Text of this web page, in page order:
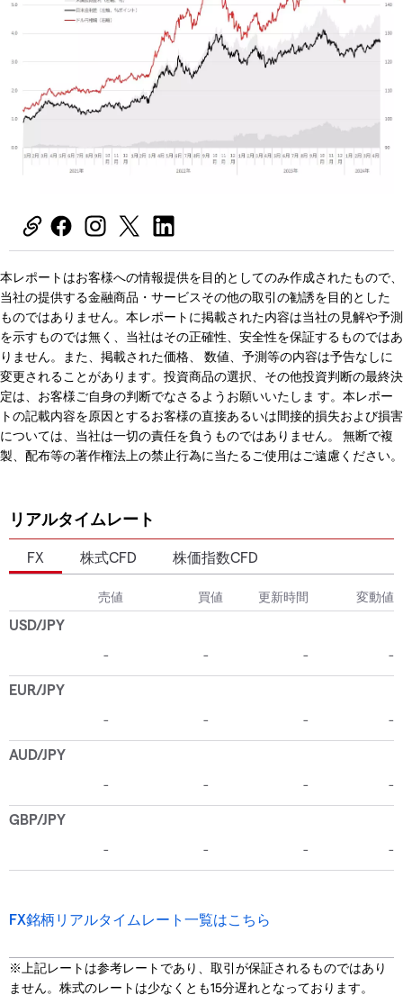
本レポートはお客様への情報提供を目的としてのみ作成されたもので、
当社の提供する金融商品・サービスその他の取引の勧誘を目的とした
ものではありません。本レポートに掲載された内容は当社の見解や予測
を示すものでは無く、当社はその正確性、安全性を保証するものではあ
りません。また、掲載された価格、 数値、予測等の内容は予告なしに
変更されることがあります。投資商品の選択、その他投資判断の最終決
定は、お客様ご自身の判断でなさるようお願いいたしま す。本レポー
トの記載内容を原因とするお客様の直接あるいは間接的損失および損害
については、当社は一切の責任を負うものではありません。 無断で複
製、配布等の著作権法上の禁止行為に当たるご使用はご遠慮ください。
リアルタイムレート
FX 株式CFD 株価指数CFD
FX銘柄リアルタイムレート一覧はこちら
※上記レートは参考レートであり、取引が保証されるものではあり
ません。株式のレートは少なくとも15分遅れとなっております。